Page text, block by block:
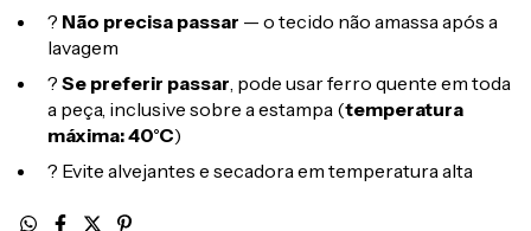
? Não precisa passar — o tecido não amassa após a
lavagem
? Se preferir passar, pode usar ferro quente em toda
a peça, inclusive sobre a estampa (temperatura
máxima: 40°C)
? Evite alvejantes e secadora em temperatura alta